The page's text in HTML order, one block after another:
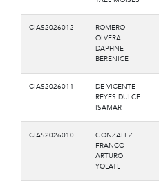
CIAS2026012
ROMERO
OLVERA
DAPHNE
BERENICE
CIAS2026011
DE VICENTE
REYES DULCE
ISAMAR
CIAS2026010
GONZALEZ
FRANCO
ARTURO
YOLATL